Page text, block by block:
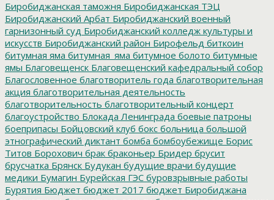
Биробиджанская таможня Биробиджанская ТЭЦ
Биробиджанский Арбат Биробиджанский военный
гарнизонный суд Биробиджанский колледж культуры и
искусств Биробиджанский район Бирофельд биткоин
битумная яма битумная_яма битумное болото битумные
ямы Благовещенск Благовещенский кафедральный собор
Благословенное благотворитель года благотворительная
акция благотворительная деятельность
благотворительность благотворительный концерт
благоустройство Блокада Ленинграда боевые патроны
боеприпасы Бойцовский клуб бокс больница большой
этнографический диктант бомба бомбоубежище Борис
Титов Борохович брак браконьер Бридер брусит
брусчатка Брянск Будукан будущие врачи будущие
медики Бумагин Бурейская ГЭС буровзрывные работы
Бурятия Бюджет бюджет 2017 бюджет Биробиджана